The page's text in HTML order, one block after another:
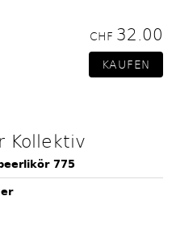
CHF 32.00
Kollektiv
775